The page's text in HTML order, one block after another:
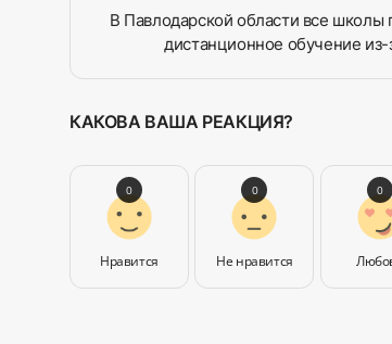
В Павлодарской области все школы
дистанционное обучение
КАКОВА ВАША РЕАКЦИЯ?
Нравится
0
Не нравится
0 0